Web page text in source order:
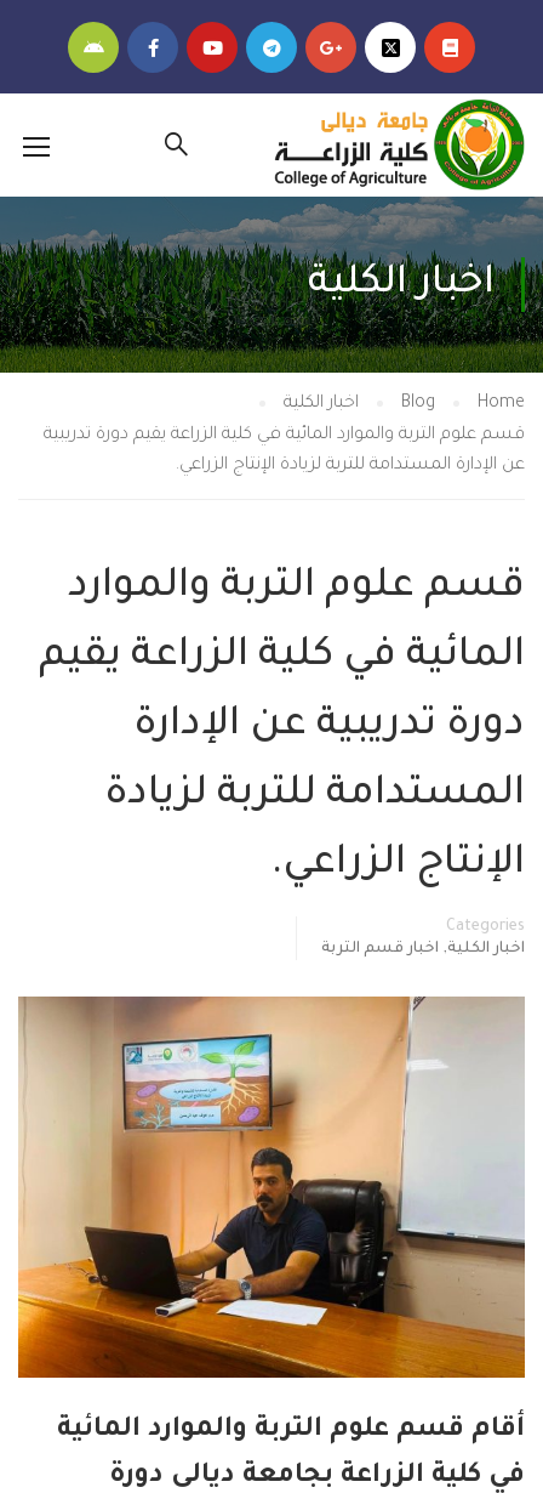
اخبار الكلية
اخبار الكلية
علوم التربة والموارد المائية في كلية الزراعة يقيم دورة تدريبية
المستدامة للتربة لزيادة الإنتاج الزراعي.
علوم التربة والموارد
في كلية الزراعة يقيم
تدريبية عن الإدارة
للتربة لزيادة
الزراعي.
الكلية,اخبار قسم التربة
قسم علوم التربة والموارد المائية
كلية الزراعة بجامعة ديالى دورة